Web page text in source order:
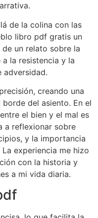
de la colina con las
libro pdf gratis un
un relato sobre la
a la resistencia y la
adversidad.
creando una
del asiento. En el
el bien y el mal es
a reflexionar sobre
y la importancia
experiencia me hizo
con la historia y
a mi vida diaria.